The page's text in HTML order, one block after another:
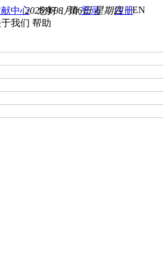
您好， 请登录 注册EN
2026年08月06日 星期四
我们 帮助